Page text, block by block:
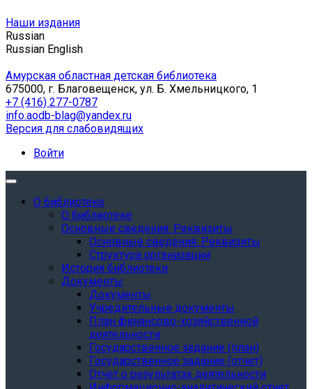
Наши издания
Russian
Russian English
Амурская областная детская библиотека
675000, г. Благовещенск, ул. Б. Хмельницкого, 1
+7 (416) 277-0787
info.aodb-blag@yandex.ru
Версия для слабовидящих
Войти
О библиотеке
О библиотеке
Основные сведения. Реквизиты
Основные сведения. Реквизиты
Структура организации
История библиотеки
Документы
Документы
Учредительные документы
План финансово-хозяйственной
деятельности
Государственное задание (план)
Государственное задание (отчет)
Отчет о результатах деятельности